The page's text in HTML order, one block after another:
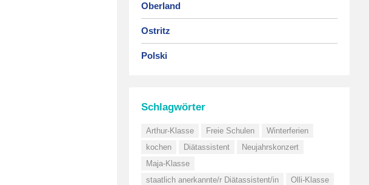
Oberland
Ostritz
Polski
Schlagwörter
Arthur-Klasse Freie Schulen
Winterferien
kochen
Diätassistent
Neujahrskonzert
Maja-Klasse
staatlich anerkannte/r Diätassistent/in
Olli-Klasse